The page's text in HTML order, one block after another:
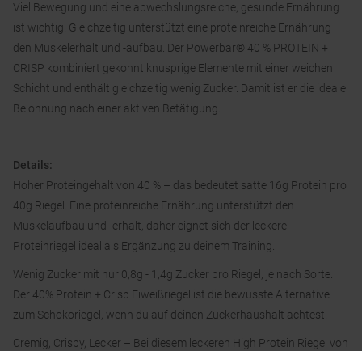
Viel Bewegung und eine abwechslungsreiche, gesunde Ernährung
ist wichtig. Gleichzeitig unterstützt eine proteinreiche Ernährung
den Muskelerhalt und -aufbau. Der Powerbar® 40 % PROTEIN +
CRISP kombiniert gekonnt knusprige Elemente mit einer weichen
Schicht und enthält gleichzeitig wenig Zucker. Damit ist er die ideale
Belohnung nach einer aktiven Betätigung.
Details:
Hoher Proteingehalt von 40 % – das bedeutet satte 16g Protein pro
40g Riegel. Eine proteinreiche Ernährung unterstützt den
Muskelaufbau und -erhalt, daher eignet sich der leckere
Proteinriegel ideal als Ergänzung zu deinem Training.
Wenig Zucker mit nur 0,8g - 1,4g Zucker pro Riegel, je nach Sorte.
Der 40% Protein + Crisp Eiweißriegel ist die bewusste Alternative
zum Schokoriegel, wenn du auf deinen Zuckerhaushalt achtest.
Cremig, Crispy, Lecker – Bei diesem leckeren High Protein Riegel von